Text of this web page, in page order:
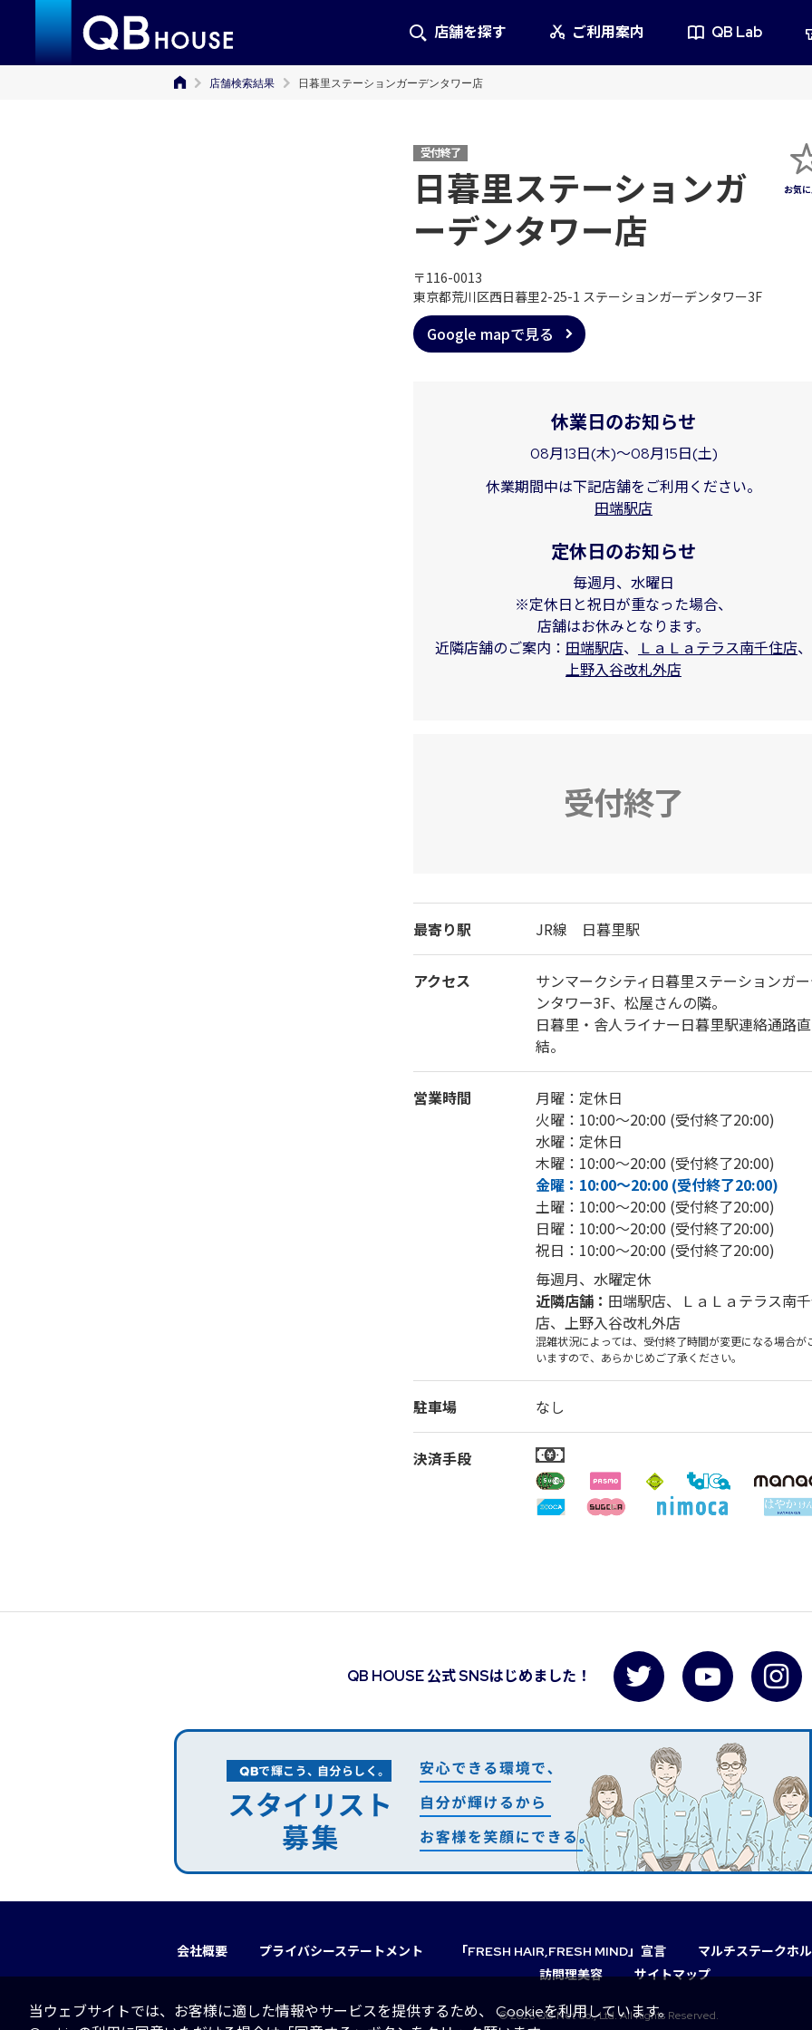
店舗を探す ご利用案内 QB Lab
店舗検索結果 日暮里ステーションガーデンタワー店
受付終了
日暮里ステーションガ
ーデンタワー店
〒116-0013
東京都荒川区西日暮里2-25-1 ステーションガーデンタワー3F
Google mapで見る
休業日のお知らせ
08月13日(木)～08月15日(土)
休業期間中は下記店舗をご利用ください。
田端駅店
定休日のお知らせ
毎週月、水曜日
※定休日と祝日が重なった場合、
店舗はお休みとなります。
近隣店舗のご案内： 田端駅店、 ＬａＬａテラス南千住店、
上野入谷改札外店
受付終了
最寄り駅 JR線 日暮里駅
アクセス
サンマークシティ日暮里ステーションガ
ンタワー3F、松屋さんの隣。
日暮里・舎人ライナー日暮里駅連絡通路直
結。
営業時間
月曜：定休日
火曜：10:00～20:00 (受付終了20:00)
水曜：定休日
木曜：10:00～20:00 (受付終了20:00)
金曜：10:00～20:00 (受付終了20:00)
土曜：10:00～20:00 (受付終了20:00)
日曜：10:00～20:00 (受付終了20:00)
祝日：10:00～20:00 (受付終了20:00)
毎週月、水曜定休
近隣店舗： 田端駅店、
ＬａＬａテラス南
店、 上野入谷改札外店
混雑状況によっては、受付終了時間が変更になる場合が
いますので、あらかじめご了承ください。
駐車場 なし
決済手段
QB HOUSE 公式 SNSはじめました！
会社概要 プライバシーステートメント 「FRESH HAIR,FRESH MIND」宣言
マルチステークホ
訪問理美容
サイトマップ
© 2026 QB Net Co., Ltd. All Rights Reserved.
当ウェブサイトでは、お客様に適した情報やサービスを提供するため、 Cookieを利用しています。